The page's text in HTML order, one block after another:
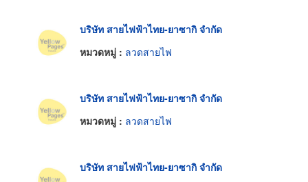
บริษัท สายไฟฟ้าไทย-ยาซากิ จำกัด
หมวดหมู่ : ลวดสายไฟ
บริษัท สายไฟฟ้าไทย-ยาซากิ จำกัด
หมวดหมู่ : ลวดสายไฟ
บริษัท สายไฟฟ้าไทย-ยาซากิ จำกัด